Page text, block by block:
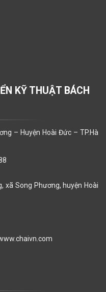
KỸ THUẬT BÁCH
– Huyện Hoài Đức – TP.Hà
xã Song Phương, huyện Hoài